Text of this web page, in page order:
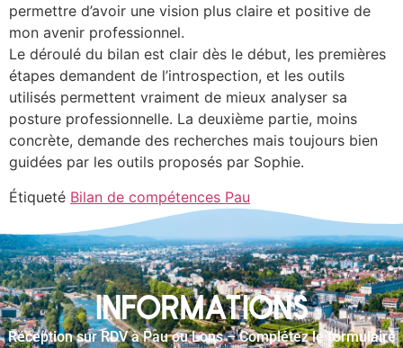
permettre d’avoir une vision plus claire et positive de
mon avenir professionnel.
Le déroulé du bilan est clair dès le début, les premières
étapes demandent de l’introspection, et les outils
utilisés permettent vraiment de mieux analyser sa
posture professionnelle. La deuxième partie, moins
concrète, demande des recherches mais toujours bien
guidées par les outils proposés par Sophie.
Étiqueté Bilan de compétences Pau
INFORMATIONS
Réception sur RDV à Pau ou Lons – Complétez le formulaire